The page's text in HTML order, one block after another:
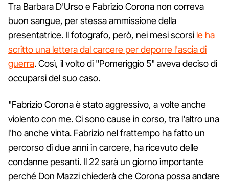
Tra Barbara D'Urso e Fabrizio Corona non correva
buon sangue, per stessa ammissione della
presentatrice. Il fotografo, però, nei mesi scorsi le ha
scritto una lettera dal carcere per deporre l'ascia di
guerra. Così, il volto di "Pomeriggio 5" aveva deciso di
occuparsi del suo caso.
"Fabrizio Corona è stato aggressivo, a volte anche
violento con me. Ci sono cause in corso, tra l'altro una
l'ho anche vinta. Fabrizio nel frattempo ha fatto un
percorso di due anni in carcere, ha ricevuto delle
condanne pesanti. Il 22 sarà un giorno importante
perché Don Mazzi chiederà che Corona possa andare